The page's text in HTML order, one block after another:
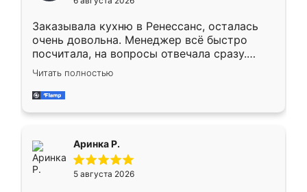
мебели буду заказывать только здесь.
Заказывала кухню в Ренессанс, осталась
очень довольна. Менеджер всё быстро
посчитала, на вопросы отвечала сразу.
Замерщик приехал в субботу, подошёл к
делу со всей ответственностью. Собрали
за день, ребята работали аккуратно, даже
Читать полностью
Аринка Р.
5 августа 2026